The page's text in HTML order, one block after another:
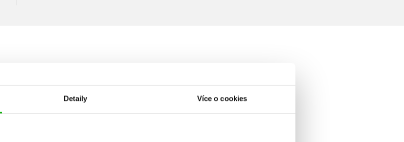
Detaily Více o cookies
recenzi mohou vkládat pouze registrovaní uživatelé